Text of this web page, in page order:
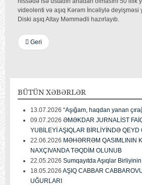
videolenti və aşıq Kərəm İncəliylə deyişməsi
Diski aşıq Altay Məmmədli hazırlayıb.
Geri
BÜTÜN XƏBƏRLƏR
13.07.2026 “Aşığam, haqdan yanan
09.07.2026 ƏMƏKDAR JURNALİST
YUBİLEYİ AŞIQLAR BİRLİYİNDƏ QEYD
22.06.2026 MƏHƏRRƏM QASIMLININ
NAXÇIVANDA TƏQDİM OLUNUB
22.05.2026 Sumqayıtda Aşıqlar
18.05.2026 AŞIQ CABBAR
UĞURLARI